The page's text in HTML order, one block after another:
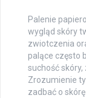
Palenie
wygląd skóry
zwiotczenia
palące często
suchość
Zrozumienie
zadbać o